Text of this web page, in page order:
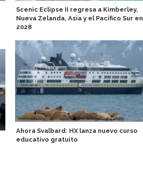
Scenic Eclipse II regresa a Kimberley,
Nueva Zelanda, Asia y el Pacífico Sur en
2028
Ahora Svalbard: HX lanza nuevo curso
educativo gratuito